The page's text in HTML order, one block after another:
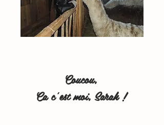
Coucou,
Ca c'est moi, Sarah !